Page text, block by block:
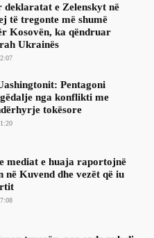
deklaratat e Zelenskyt në
të tregonte më shumë
Kosovën, ka qëndruar
Ukrainës
Pentagoni
nga konflikti me
tokësore
mediat e huaja raportojnë
në Kuvend dhe vezët që iu